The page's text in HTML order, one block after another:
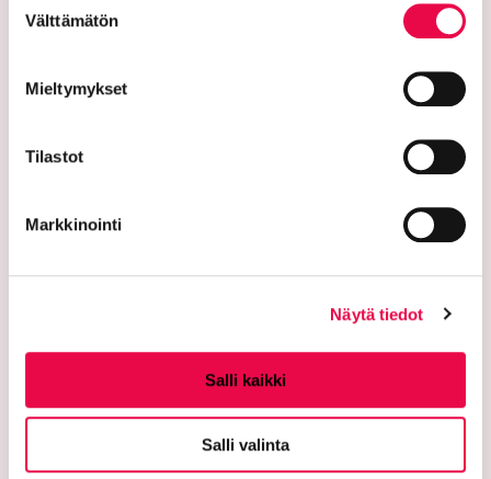
valinta
Välttämätön
Mieltymykset
Tilastot
Markkinointi
Näytä tiedot
Salli kaikki
Salli valinta
Riihimäen kaupunki
Vaihde: 019 758 4000
Sähköpostiosoitteet:
etunimi.sukunimi@riihimaki.fi
Turvasähköpostiosoite: